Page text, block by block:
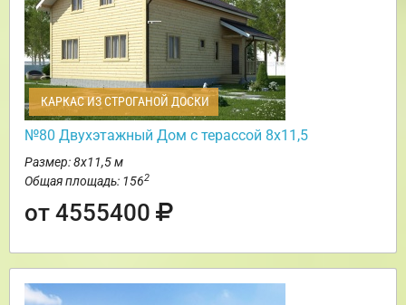
КАРКАС ИЗ СТРОГАНОЙ ДОСКИ
№80 Двухэтажный Дом с терассой 8х11,5
Размер: 8х11,5 м
Общая площадь: 1562
от 4555400